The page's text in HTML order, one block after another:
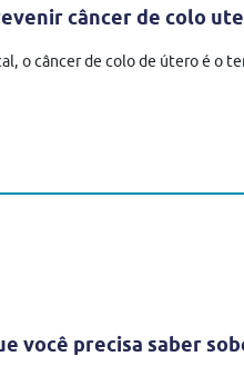
câncer de colo
o câncer de colo de útero é o
você precisa saber